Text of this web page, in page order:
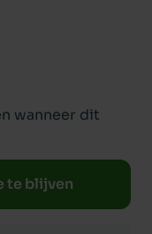
wanneer dit
te blijven